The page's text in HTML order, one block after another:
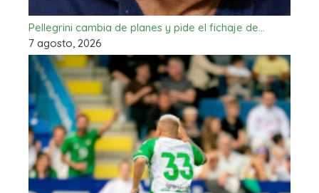
Pellegrini cambia de planes y pide el fichaje de…
7 agosto, 2026